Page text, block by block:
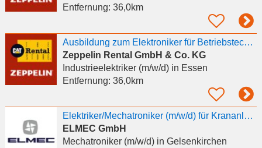
Entfernung: 36,0km
Ausbildung zum Elektroniker für Betriebstechnik oder Industrieelektriker (m/w/d)
Zeppelin Rental GmbH & Co. KG
Industrieelektriker (m/w/d)in Essen
Entfernung: 36,0km
Elektriker/Mechatroniker (m/w/d) für Krananlagen
ELMEC GmbH
Mechatroniker (m/w/d)in Gelsenkirchen